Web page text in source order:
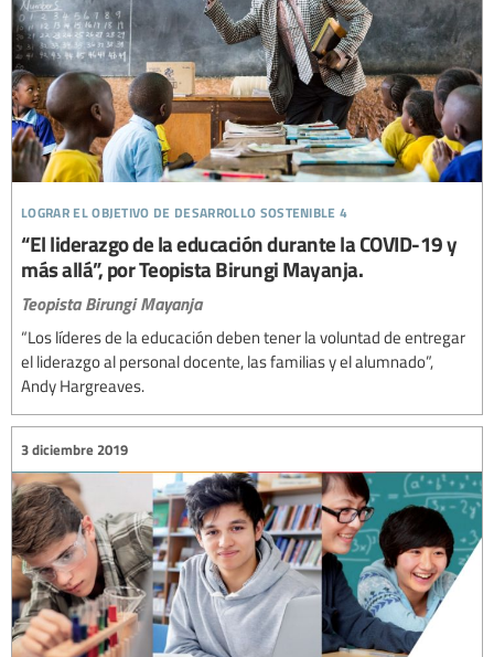
lograr el objetivo de desarrollo sostenible 4
“El liderazgo de la educación durante la COVID-19 y
más allá”, por Teopista Birungi Mayanja.
Teopista Birungi Mayanja
“Los líderes de la educación deben tener la voluntad de entregar
el liderazgo al personal docente, las familias y el alumnado”,
Andy Hargreaves.
3 diciembre 2019